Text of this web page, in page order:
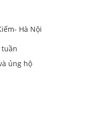
Hà Nội
tuần
ủng hộ